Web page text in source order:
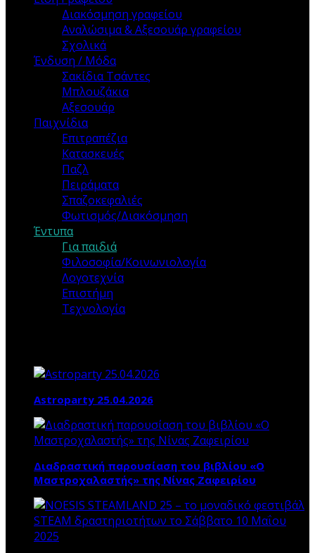
Διακόσμηση γραφείου
Αναλώσιμα & Αξεσουάρ γραφείου
Σχολικά
Ένδυση / Μόδα
Σακίδια Τσάντες
Μπλουζάκια
Αξεσουάρ
Παιχνίδια
Επιτραπέζια
Κατασκευές
Παζλ
Πειράματα
Σπαζοκεφαλιές
Φωτισμός/Διακόσμηση
Έντυπα
Για παιδιά
Φιλοσοφία/Κοινωνιολογία
Λογοτεχνία
Επιστήμη
Τεχνολογία
Astroparty 25.04.2026
Διαδραστική παρουσίαση του βιβλίου «Ο
Μαστροχαλαστής» της Νίνας Ζαφειρίου